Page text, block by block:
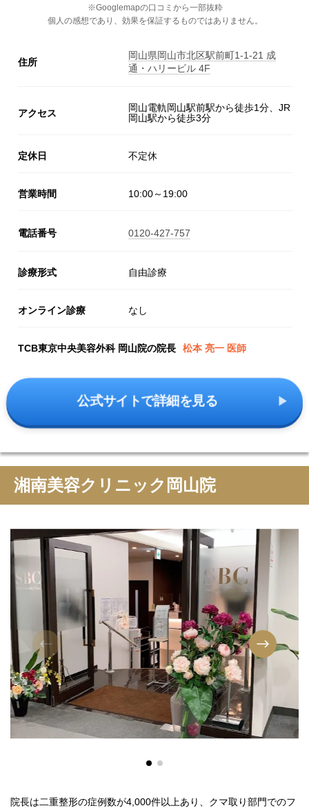
※Googlemapの口コミから一部抜粋
個人の感想であり、効果を保証するものではありません。
住所
岡山県岡山市北区駅前町1-1-21 成
通・ハリービル 4F
アクセス
岡山電軌岡山駅前駅から徒歩1分、JR
岡山駅から徒歩3分
定休日 不定休
営業時間 10:00～19:00
電話番号 0120-427-757
診療形式 自由診療
オンライン診療 なし
TCB東京中央美容外科 岡山院の院長 松本 亮一 医師
公式サイトで詳細を見る
湘南美容クリニック岡山院
院長は二重整形の症例数が4,000件以上あり、クマ取り部門でのフ